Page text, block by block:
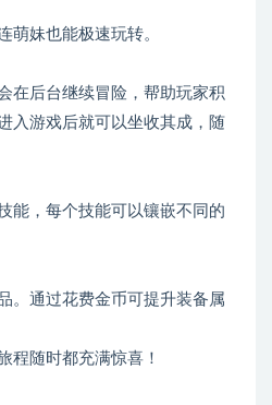
萌妹也能极速玩转。
在后台继续冒险，帮助玩家积
入游戏后就可以坐收其成，随
能，每个技能可以镶嵌不同的
。通过花费金币可提升装备属
程随时都充满惊喜！